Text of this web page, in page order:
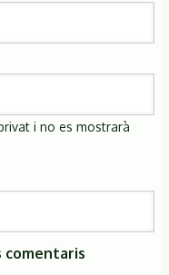
i no es mostrarà
comentaris